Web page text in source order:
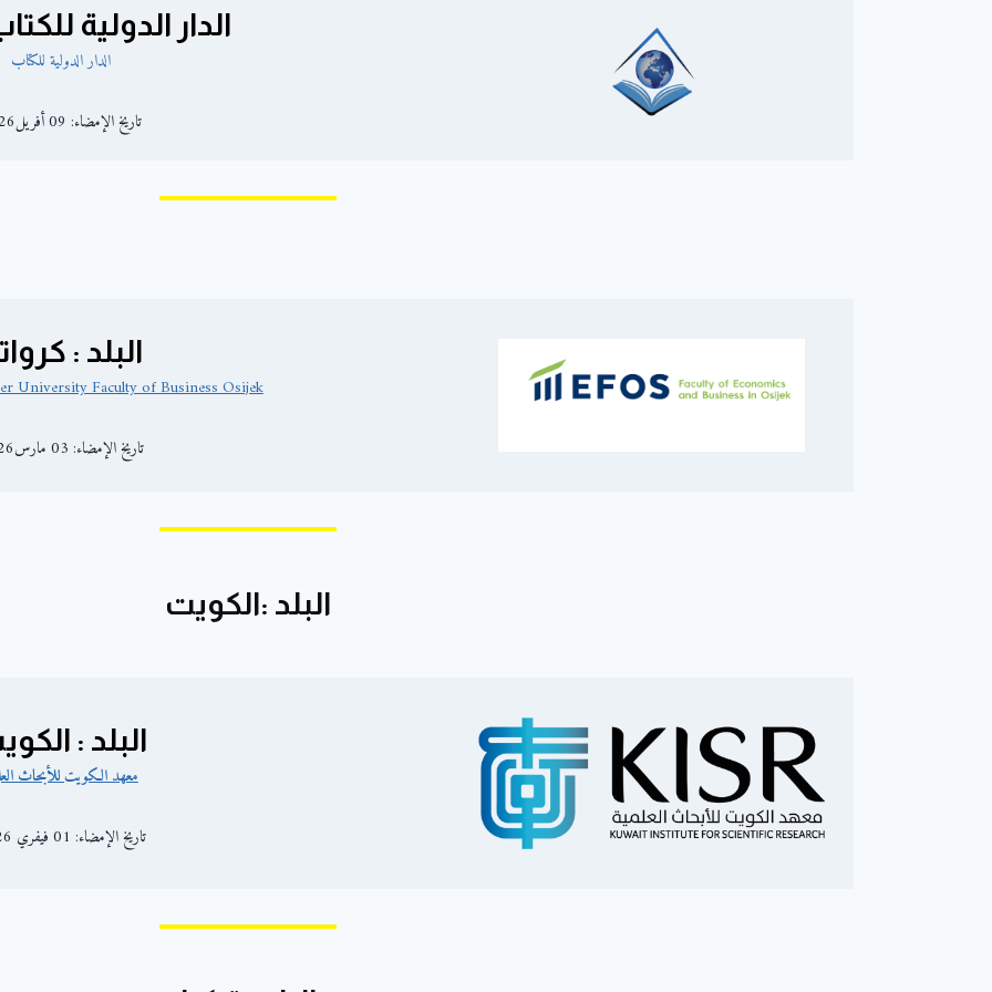
الدار الدولية
الدار الدولية للكتاب
تاريخ الإمضاء: 09 أفريل2026
البلد :
University Faculty of Business Osijek
تاريخ الإمضاء: 03 مارس2026
البلد :الكويت
البلد :
معهد الكويت للأبحاث
تاريخ الإمضاء: 01 فيفري 2026